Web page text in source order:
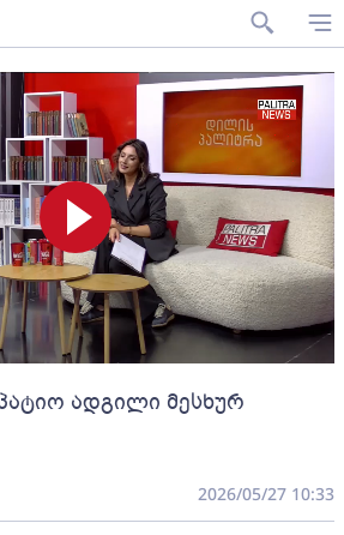
ადგილი მესხურ
2026/05/27 10:33